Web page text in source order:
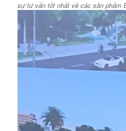
sự tư vấn tốt nhất về các sản phẩm